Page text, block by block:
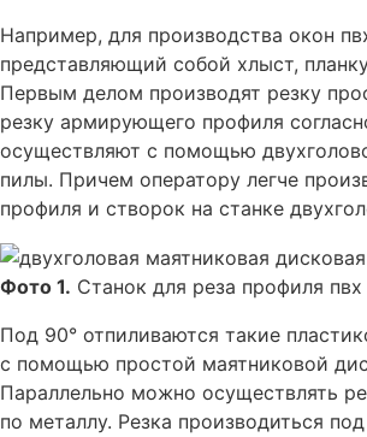
Например, для производства окон
представляющий собой хлыст,
Первым делом производят резку
резку армирующего профиля
осуществляют с помощью
пилы. Причем оператору легче
профиля и створок на станке
Фото 1. Станок для реза профиля
Под 90° отпиливаются такие
с помощью простой маятниковой
Параллельно можно осуществлять
по металлу. Резка производиться